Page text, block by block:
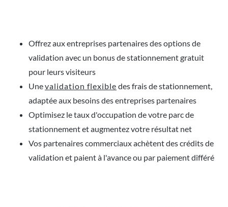
Offrez aux entreprises partenaires des options de
validation avec un bonus de stationnement gratuit
pour leurs visiteurs
Unevalidation flexible des frais de stationnement,
adaptée aux besoins des entreprises partenaires
Optimisez le taux d'occupation de votre parc de
stationnement et augmentez votre résultat net
Vos partenaires commerciaux achètent des crédits de
validation et paient à l'avance ou par paiement différé